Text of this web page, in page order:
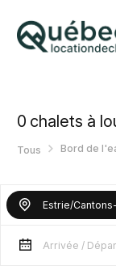
0 chalets à
Tous Bord de